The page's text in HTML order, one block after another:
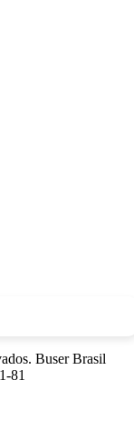
Buser Brasil
81